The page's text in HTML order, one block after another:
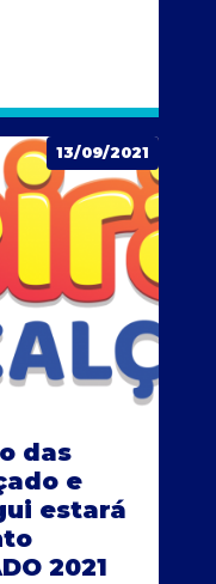
13/09/2021
das
e
estará
2021